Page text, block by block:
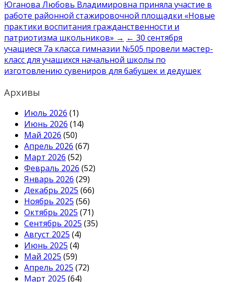
по
записям
Юганова Любовь Владимировна приняла участие в
работе районной стажировочной площадки «Новые
практики воспитания гражданственности и
патриотизма школьников» → ← 30 сентября
учащиеся 7а класса гимназии №505 провели мастер-
класс для учащихся начальной школы по
изготовлению сувениров для бабушек и дедушек
Архивы
Июль 2026 (1)
Июнь 2026 (14)
Май 2026 (50)
Апрель 2026 (67)
Март 2026 (52)
Февраль 2026 (52)
Январь 2026 (29)
Декабрь 2025 (66)
Ноябрь 2025 (56)
Октябрь 2025 (71)
Сентябрь 2025 (35)
Август 2025 (4)
Июнь 2025 (4)
Май 2025 (59)
Апрель 2025 (72)
Март 2025 (64)